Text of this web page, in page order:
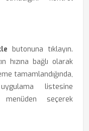
butonuna tıklayın.
hızına bağlı olarak
tamamlandığında,
listesine
menüden seçerek